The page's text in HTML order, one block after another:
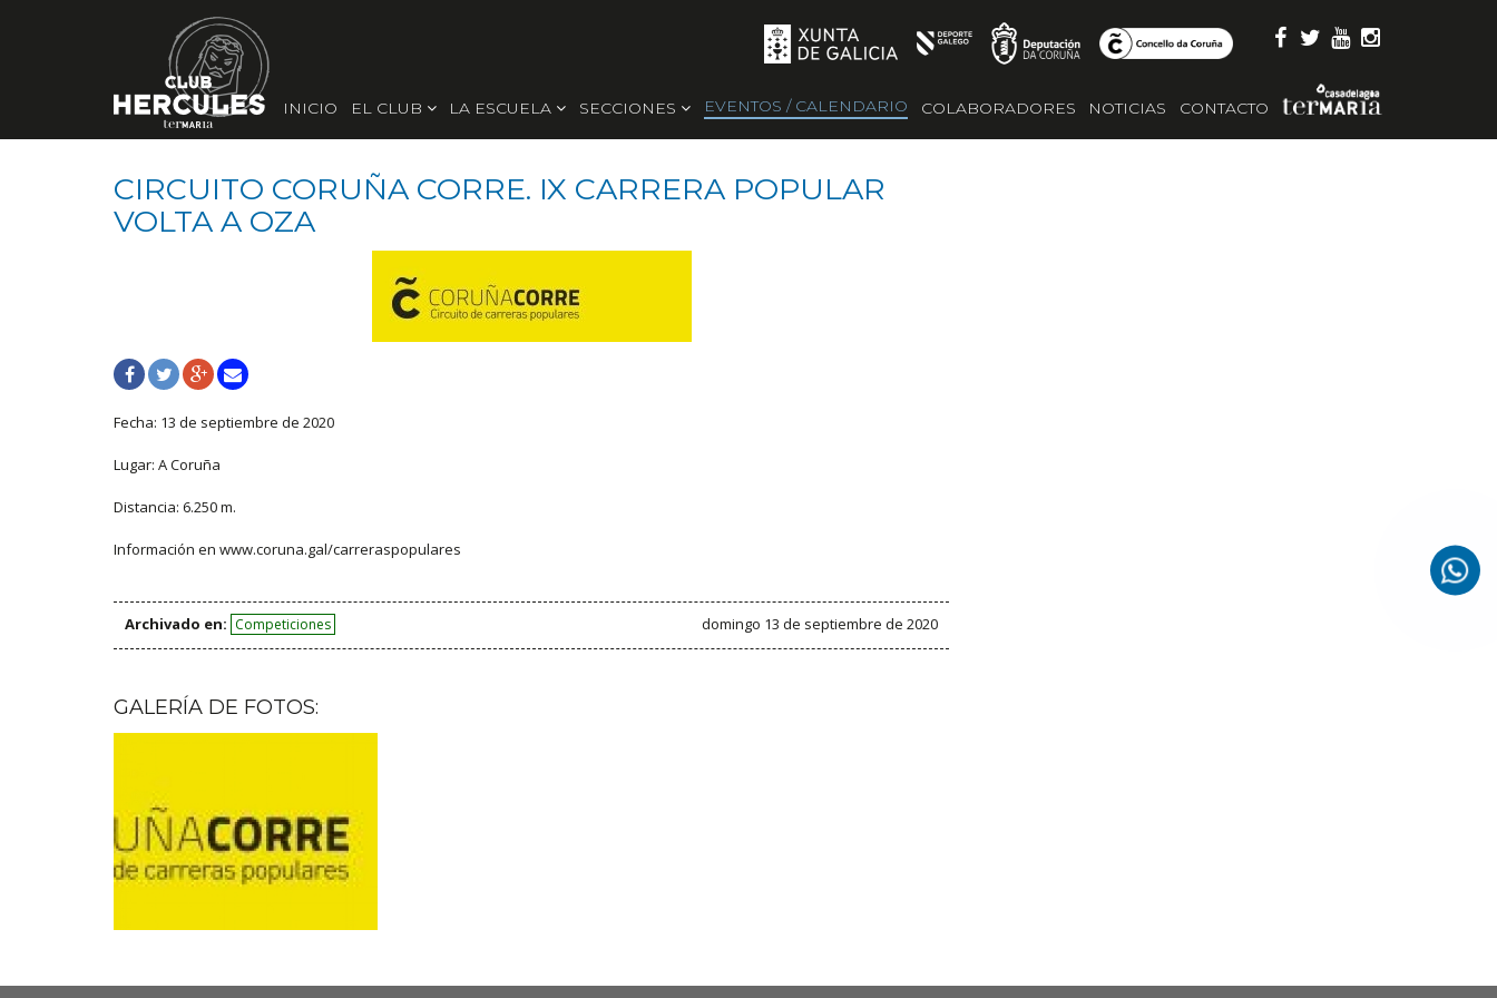
INICIO EL CLUB LA ESCUELA SECCIONES EVENTOS / CALENDARIO COLABORADORES NOTICIAS CONTACTO
CIRCUITO CORUÑA CORRE. IX CARRERA POPULAR
VOLTA A OZA
Fecha: 13 de septiembre de 2020
Lugar: A Coruña
Distancia: 6.250 m.
Información en www.coruna.gal/carreraspopulares
Archivado en: Competiciones domingo 13 de septiembre de 2020
GALERÍA DE FOTOS: